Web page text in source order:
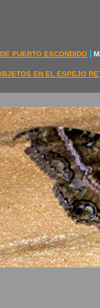
PUERTO ESCONDIDO
EN EL ESPEJO